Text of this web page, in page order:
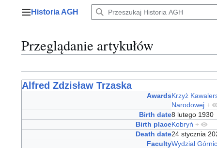
Menu główne
Historia AGH
Przeglądanie artykułów
Alfred Zdzisław Trzaska
AwardsKrzyż
Narodowej +
Birth date8 lutego 1930
Birth placeKobryń +
Death date24 stycznia
FacultyWydział